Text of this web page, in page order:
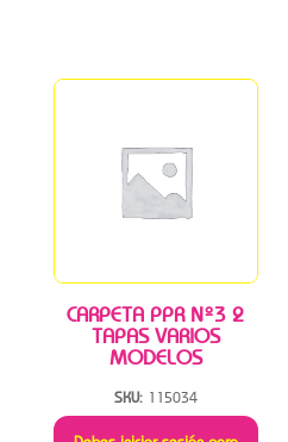
CARPETA PPR Nº3 2
TAPAS VARIOS
MODELOS
SKU: 115034